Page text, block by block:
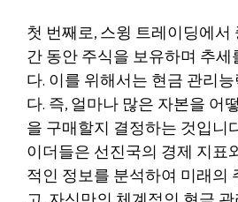
첫 번째로, 스윙 트레이딩에서
간 동안 주식을 보유하며 추
다. 이를 위해서는 현금 관리
다. 즉, 얼마나 많은 자본을 어
을 구매할지 결정하는 것입니
이더들은 선진국의 경제 지표
적인 정보를 분석하여 미래의